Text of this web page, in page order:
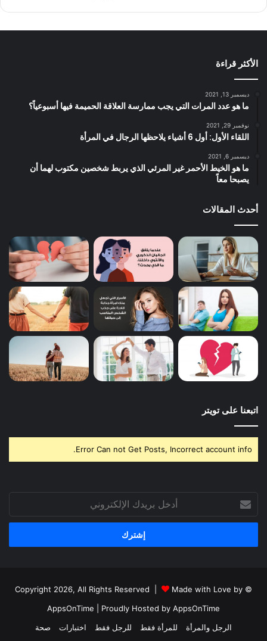
الأكثر قراءة
ديسمبر 13, 2021
ما هو عدد المرات التي يجب ممارسة العلاقة الحميمة فيها أسبوعياً؟
نوفمبر 29, 2021
اللقاء الأول: أول 6 أشياء يلاحظها الرجال في المرأة
ديسمبر 6, 2021
ما هو الخيط الأحمر غير المرئي الذي يربط شخصين مكتوب لهما أن
يصبحا معاً
أحدث المقالات
اتبعنا على تويتر
Error Can not Get Posts, Incorrect account info.
بريدك
الإلكتروني
© Copyright 2026, All Rights Reserved |
Made with Love by
AppsOnTime | Proudly Hosted by AppsOnTime
الرجل والمرأة
للمرأة فقط للرجل فقط اختبارات صحة